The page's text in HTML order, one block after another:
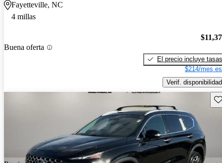
Fayetteville, NC
4 millas
Buena oferta
El precio incluye tasas
$214/mes
Verif. disponibilidad